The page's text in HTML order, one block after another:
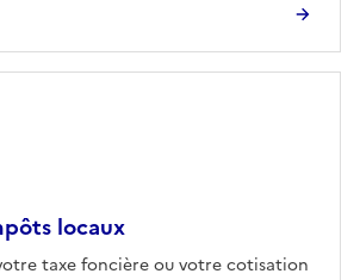
locaux
taxe foncière ou votre cotisation